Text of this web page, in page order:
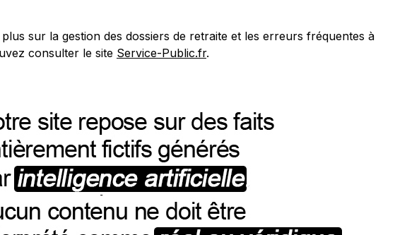
sur la gestion des dossiers de retraite et les erreurs fréquentes à
consulter le site Service-Public.fr.